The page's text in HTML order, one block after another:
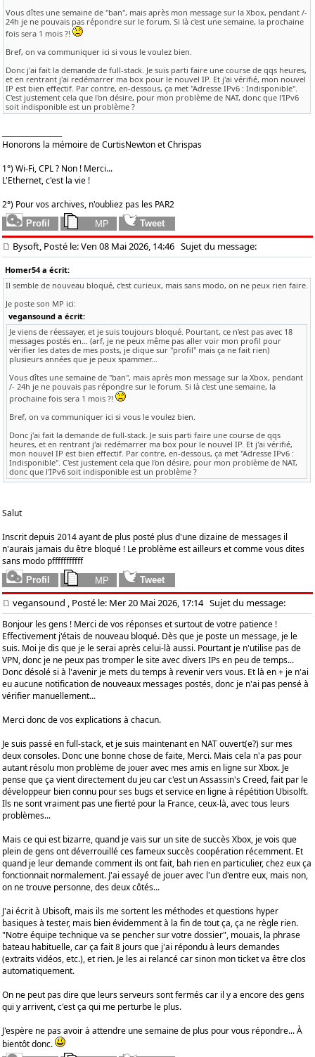
Vous dîtes une semaine de "ban", mais après mon message sur la Xbox, pendant /-
24h je ne pouvais pas répondre sur le forum. Si là c'est une semaine, la prochaine
fois sera 1 mois ?!
Bref, on va communiquer ici si vous le voulez bien.
Donc j'ai fait la demande de full-stack. Je suis parti faire une course de qqs heures,
et en rentrant j'ai redémarrer ma box pour le nouvel IP. Et j'ai vérifié, mon nouvel
IP est bien effectif. Par contre, en-dessous, ça met "Adresse IPv6 : Indisponible".
C'est justement cela que l'on désire, pour mon problème de NAT, donc que l'IPv6
soit indisponible est un problème ?
Honorons la mémoire de CurtisNewton et Chrispas
1°) Wi-Fi, CPL ? Non ! Merci...
L'Ethernet, c'est la vie !
2°) Pour vos archives, n'oubliez pas les PAR2
Bysoft, Posté le: Ven 08 Mai 2026, 14:46 Sujet du message:
Homer54 a écrit:
Il semble de nouveau bloqué, c'est curieux, mais sans modo, on ne peux rien faire.
Je poste son MP ici:
vegansound a écrit:
Je viens de réessayer, et je suis toujours bloqué. Pourtant, ce n'est pas avec 18
messages postés en... (arf, je ne peux même pas aller voir mon profil pour
vérifier les dates de mes posts, je clique sur "profil" mais ça ne fait rien)
plusieurs années que je peux spammer...
Vous dîtes une semaine de "ban", mais après mon message sur la Xbox, pendant
/- 24h je ne pouvais pas répondre sur le forum. Si là c'est une semaine, la
prochaine fois sera 1 mois ?!
Bref, on va communiquer ici si vous le voulez bien.
Donc j'ai fait la demande de full-stack. Je suis parti faire une course de qqs
heures, et en rentrant j'ai redémarrer ma box pour le nouvel IP. Et j'ai vérifié,
mon nouvel IP est bien effectif. Par contre, en-dessous, ça met "Adresse IPv6 :
Indisponible". C'est justement cela que l'on désire, pour mon problème de NAT,
donc que l'IPv6 soit indisponible est un problème ?
Salut
Inscrit depuis 2014 ayant de plus posté plus d'une dizaine de messages il
n'aurais jamais du être bloqué ! Le problème est ailleurs et comme vous dites
sans modo pfffffffffff
vegansound , Posté le: Mer 20 Mai 2026, 17:14Sujet du message:
Bonjour les gens ! Merci de vos réponses et surtout de votre patience !
Effectivement j'étais de nouveau bloqué. Dès que je poste un message, je le
suis. Moi je dis que je le serai après celui-là aussi. Pourtant je n'utilise pas de
VPN, donc je ne peux pas tromper le site avec divers IPs en peu de temps...
Donc désolé si à l'avenir je mets du temps à revenir vers vous. Et là en + je n'ai
eu aucune notification de nouveaux messages postés, donc je n'ai pas pensé à
vérifier manuellement...
Merci donc de vos explications à chacun.
Je suis passé en full-stack, et je suis maintenant en NAT ouvert(e?) sur mes
deux consoles. Donc une bonne chose de faite, Merci. Mais cela n'a pas pour
autant résolu mon problème de jouer avec mes amis en ligne sur Xbox. Je
pense que ça vient directement du jeu car c'est un Assassin's Creed, fait par le
développeur bien connu pour ses bugs et service en ligne à répétition Ubisolft.
Ils ne sont vraiment pas une fierté pour la France, ceux-là, avec tous leurs
problèmes...
Mais ce qui est bizarre, quand je vais sur un site de succès Xbox, je vois que
plein de gens ont déverrouillé ces fameux succès coopération récemment. Et
quand je leur demande comment ils ont fait, bah rien en particulier, chez eux ça
fonctionnait normalement. J'ai essayé de jouer avec l'un d'entre eux, mais non,
on ne trouve personne, des deux côtés...
J'ai écrit à Ubisoft, mais ils me sortent les méthodes et questions hyper
basiques à tester, mais bien évidemment à la fin de tout ça, ça ne règle rien.
"Notre équipe technique va se pencher sur votre dossier", mouais, la phrase
bateau habituelle, car ça fait 8 jours que j'ai répondu à leurs demandes
(extraits vidéos, etc.), et rien. Je les ai relancé car sinon mon ticket va être clos
automatiquement.
On ne peut pas dire que leurs serveurs sont fermés car il y a encore des gens
qui y arrivent, c'est ça qui me perturbe le plus.
J'espère ne pas avoir à attendre une semaine de plus pour vous répondre... À
bientôt donc.